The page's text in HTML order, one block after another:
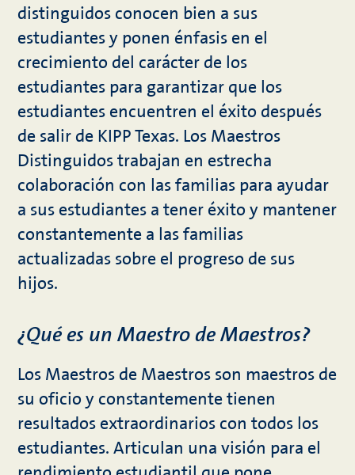
distinguidos conocen bien a sus
estudiantes y ponen énfasis en el
crecimiento del carácter de los
estudiantes para garantizar que los
estudiantes encuentren el éxito después
de salir de KIPP Texas. Los Maestros
Distinguidos trabajan en estrecha
colaboración con las familias para ayudar
a sus estudiantes a tener éxito y mantener
constantemente a las familias
actualizadas sobre el progreso de sus
hijos.
¿Qué es un Maestro de Maestros?
Los Maestros de Maestros son maestros de
su oficio y constantemente tienen
resultados extraordinarios con todos los
estudiantes. Articulan una visión para el